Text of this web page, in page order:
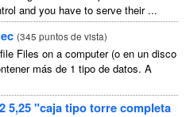
and you have to serve their...
(345 puntos de vista)
Files on a computer(o en un disco
más de 1 tipo de datos. A
5,25 "caja tipo torre completa